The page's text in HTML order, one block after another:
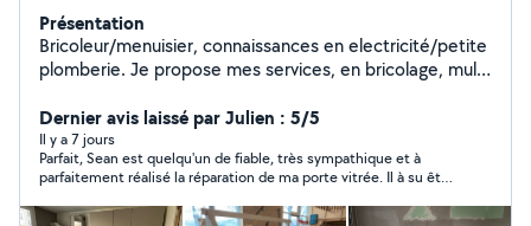
Présentation
Bricoleur/menuisier, connaissances en electricité/petite
plomberie. Je propose mes services, en bricolage, multi
Dernier avis laissé par Julien : 5/5
Il y a 7 jours
Parfait, Sean est quelqu'un de fiable, très sympathique et à
parfaitement réalisé la réparation de ma porte vitrée. Il à su être
Encore merci et au plaisir.